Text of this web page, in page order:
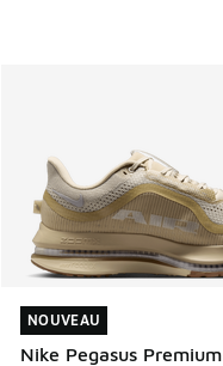
NOUVEAU
Nike Pegasus Premium
NOUVEAU